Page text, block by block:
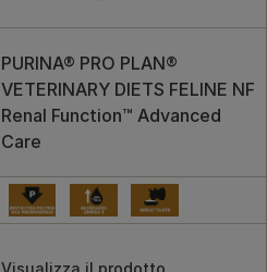
PURINA® PRO PLAN®
VETERINARY DIETS FELINE NF
Renal Function™ Advanced
Care
Visualizza il prodotto